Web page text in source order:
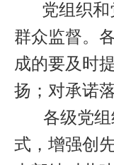
党组织
群众监督。
成的要及时
扬；对承诺
各级党
式，增强创